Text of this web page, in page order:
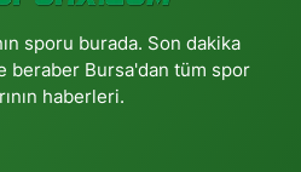
sporu burada. Son dakika
beraber Bursa'dan tüm spor
haberleri.